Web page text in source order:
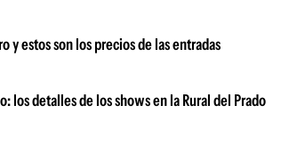
y estos son los precios de las entradas
los detalles de los shows en la Rural del Prado